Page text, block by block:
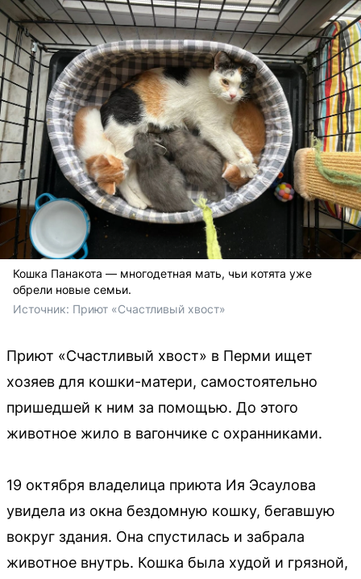
Кошка Панакота — многодетная мать, чьи котята уже
обрели новые семьи.
Источник: Приют «Счастливый хвост»
Приют «Счастливый хвост» в Перми ищет
хозяев для кошки-матери, самостоятельно
пришедшей к ним за помощью. До этого
животное жило в вагончике с охранниками.
19 октября владелица приюта Ия Эсаулова
увидела из окна бездомную кошку, бегавшую
вокруг здания. Она спустилась и забрала
животное внутрь. Кошка была худой и грязной,